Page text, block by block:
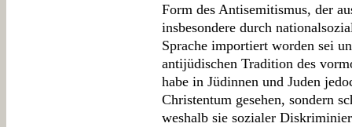
Form des Antisemitismus, der
insbesondere durch
Sprache importiert worden sei
antijüdischen Tradition des
habe in Jüdinnen und Juden
Christentum gesehen, sondern
weshalb sie sozialer